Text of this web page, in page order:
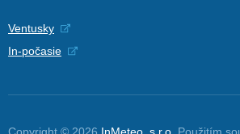
Ventusky
In-počasie
Copyright © 2026 InMeteo, s.r.o. Použitím